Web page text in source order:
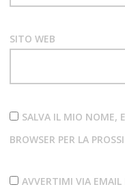
SITO WEB
SALVA IL MIO NOME,
BROWSER PER LA
AVVERTIMI VIA EMAIL